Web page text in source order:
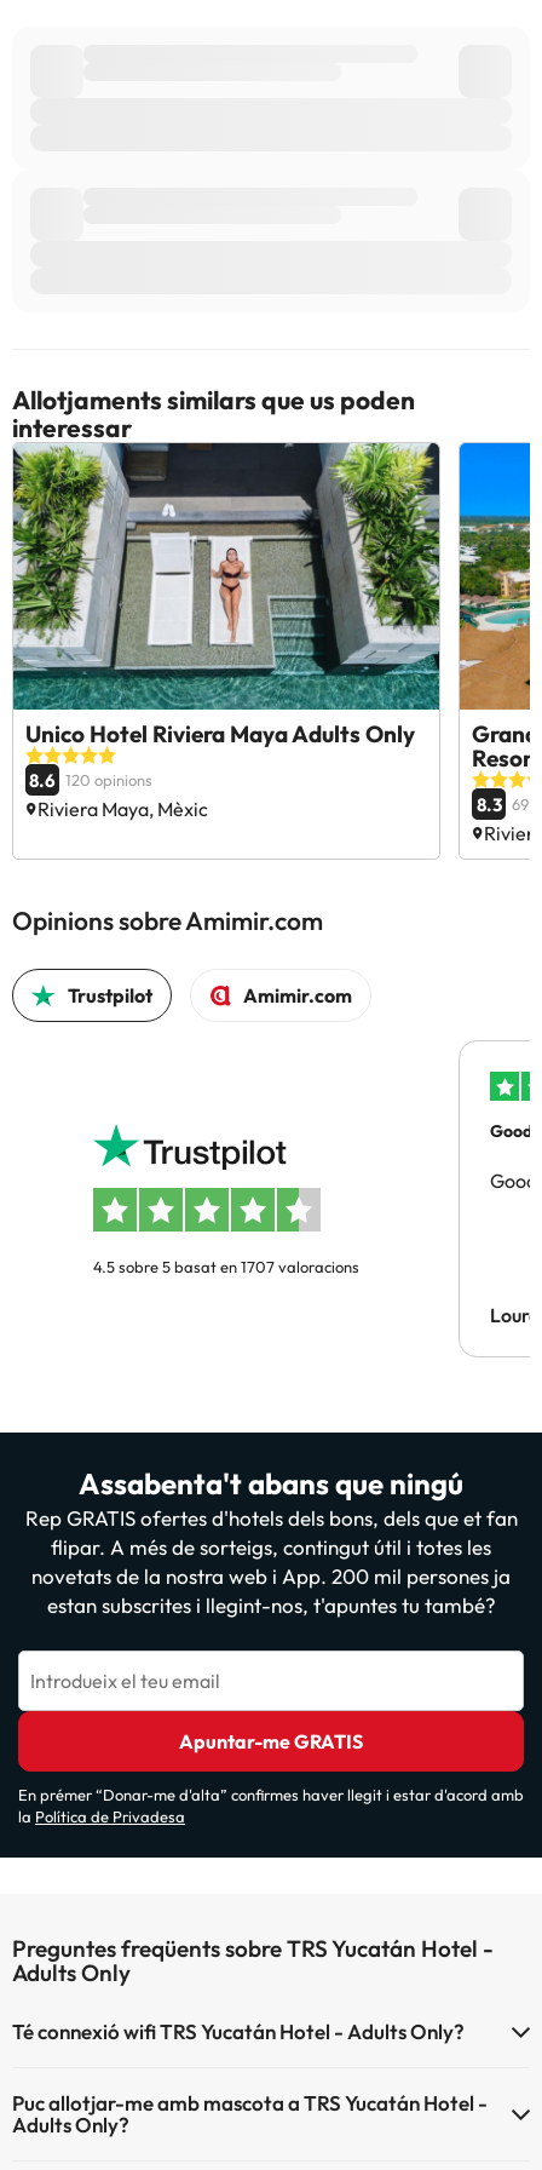
Allotjaments similars que us poden
interessar
Unico Hotel Riviera Maya Adults Only
8.6 120 opinions
Riviera Maya, Mèxic 8.3 69
Opinions sobre Amimir.com
Trustpilot Amimir.com
4.5 sobre 5 basat en 1707 valoracions
Good
Good
Assabenta't abans que ningú
Rep GRATIS ofertes d'hotels dels bons, dels que et fan
flipar. A més de sorteigs, contingut útil i totes les
novetats de la nostra web i App. 200 mil persones ja
estan subscrites i llegint-nos, t'apuntes tu també?
Introdueix el teu email
Apuntar-me GRATIS
En prémer “Donar-me d'alta” confirmes haver llegit i estar d'acord amb
la Política de Privadesa
Preguntes freqüents sobre TRS Yucatán Hotel -
Adults Only
Té connexió wifi TRS Yucatán Hotel - Adults Only?
Puc allotjar-me amb mascota a TRS Yucatán Hotel -
Adults Only?